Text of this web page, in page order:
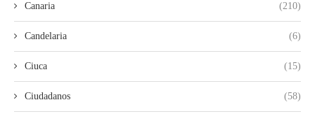
Canaria (210)
Candelaria (6)
Ciuca (15)
Ciudadanos (58)